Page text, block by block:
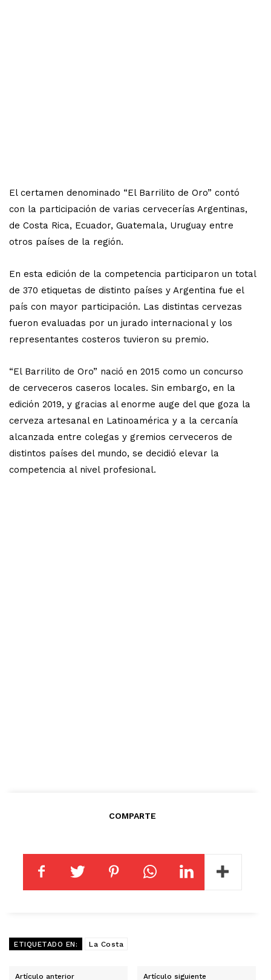
El certamen denominado “El Barrilito de Oro” contó
con la participación de varias cervecerías Argentinas,
de Costa Rica, Ecuador, Guatemala, Uruguay entre
otros países de la región.
En esta edición de la competencia participaron un total
de 370 etiquetas de distinto países y Argentina fue el
país con mayor participación. Las distintas cervezas
fueron evaluadas por un jurado internacional y los
representantes costeros tuvieron su premio.
“El Barrilito de Oro” nació en 2015 como un concurso
de cerveceros caseros locales. Sin embargo, en la
edición 2019, y gracias al enorme auge del que goza la
cerveza artesanal en Latinoamérica y a la cercanía
alcanzada entre colegas y gremios cerveceros de
distintos países del mundo, se decidió elevar la
competencia al nivel profesional.
COMPARTE
ETIQUETADO EN: La Costa
Artículo anterior Artículo siguiente